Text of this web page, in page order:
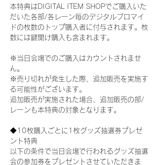
本特典はDIGITAL ITEM SHOPでご購入いた
だいた各部/各レーン毎のデジタルブロマイ
ドの枚数のトップ購入者に付与されます。枚
数には鍵開け購入も含まれます。
※当日会場でのご購入はカウントされませ
ん。
※売り切れが発生した際、追加販売を実施す
る可能性がございます。
追加販売が実施された場合、追加販売の部/
レーンも本特典の対象となります。
◆10枚購入ごとに1枚グッズ抽選券プレゼ
ント特典
以下の条件で当日会場で行われるグッズ抽選
会の参加券をプレゼントさせていただきま